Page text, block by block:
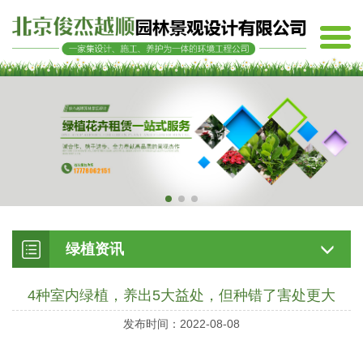
绿植资讯
4种室内绿植，养出5大益处，但种错了害处更大
发布时间：2022-08-08